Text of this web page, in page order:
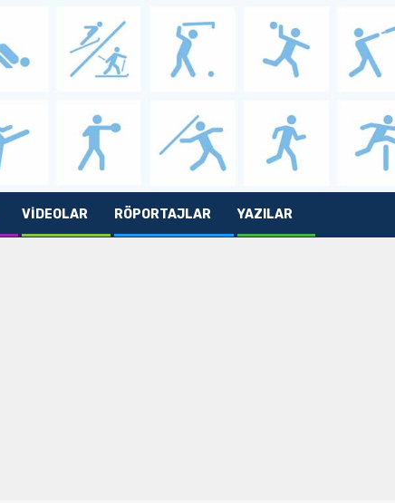
VIDEOLAR RÖPORTAJLAR YAZILAR